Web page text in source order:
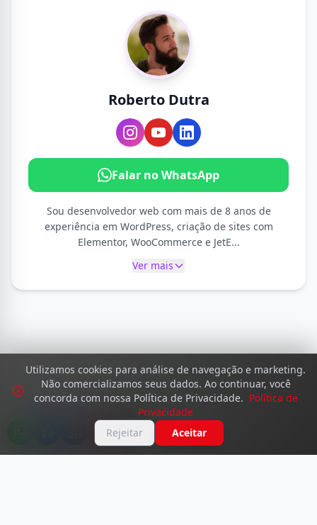
Roberto Dutra
Falar no WhatsApp
Sou desenvolvedor web com mais de 8 anos de
experiência em WordPress, criação de sites com
Elementor, WooCommerce e JetE...
Ver mais
Utilizamos cookies para análise de navegação e marketing.
Não comercializamos seus dados. Ao continuar, você
concorda com nossa Política de Privacidade. Política de
Privacidade
Rejeitar
Aceitar